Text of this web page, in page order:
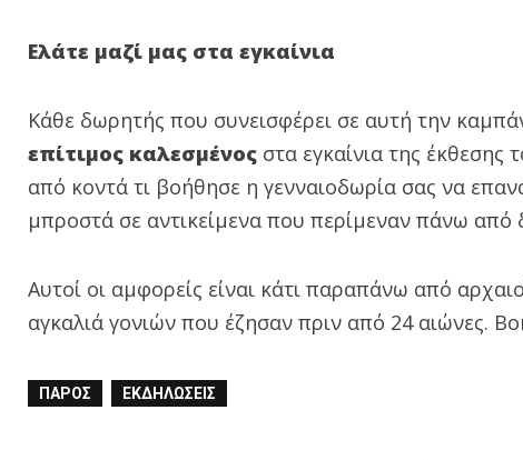
Ελάτε μαζί μας στα εγκαίνια
Κάθε δωρητής που συνεισφέρει σε αυτή την
επίτιμος καλεσμένος στα εγκαίνια της έκθεσης
από κοντά τι βοήθησε η γενναιοδωρία σας να
μπροστά σε αντικείμενα που περίμεναν πάνω από
Αυτοί οι αμφορείς είναι κάτι παραπάνω από
αγκαλιά γονιών που έζησαν πριν από 24 αιώνες.
ΠΆΡΟΣ ΕΚΔΗΛΏΣΕΙΣ